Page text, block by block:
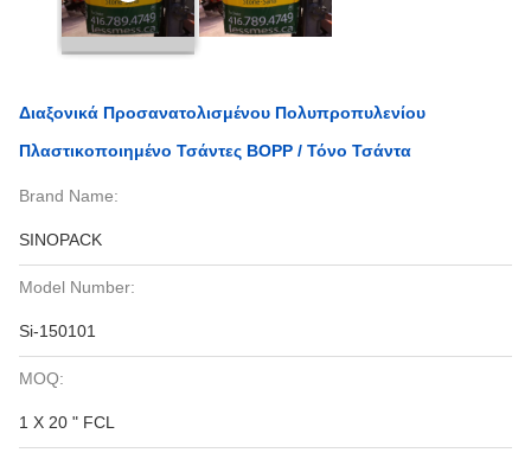
Διαξονικά Προσανατολισμένου Πολυπροπυλενίου
Πλαστικοποιημένο Τσάντες BOPP / Τόνο Τσάντα
Brand Name:
SINOPACK
Model Number:
Si-150101
MOQ:
1 X 20 " FCL